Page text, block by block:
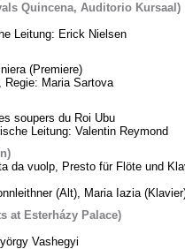
Quincena, Auditorio Kursaal)
Leitung: Erick Nielsen
(Premiere)
Regie: Maria Sartova
soupers du Roi Ubu
Leitung: Valentin Reymond
da vuolp, Presto für Flöte und
(Alt), Maria Iazia
at Esterházy Palace)
Vashegyi